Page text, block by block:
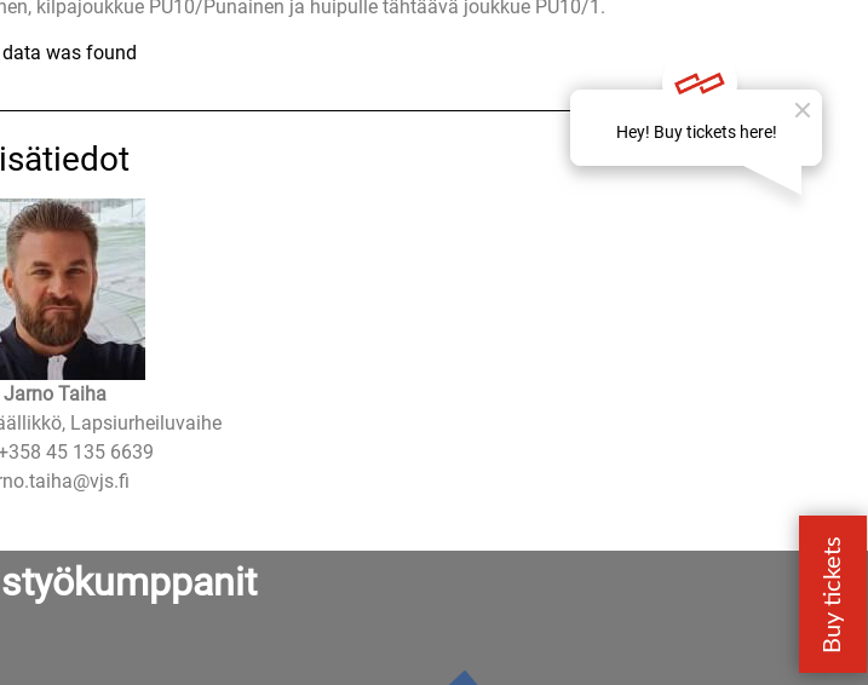
kilpajoukkue PU10/Punainen ja huipulle tähtäävä joukkue PU10/1.
data was found
Jarno Taiha
Lapsiurheiluvaihe
45 135 6639